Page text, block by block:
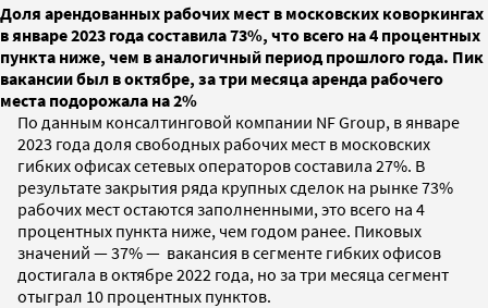
Доля арендованных рабочих мест в московских коворкингах
в январе 2023 года составила 73%, что всего на 4 процентных
пункта ниже, чем в аналогичный период прошлого года. Пик
вакансии был в октябре, за три месяца аренда рабочего
места подорожала на 2%
По данным консалтинговой компании NF Group, в январе
2023 года доля свободных рабочих мест в московских
гибких офисах сетевых операторов составила 27%. В
результате закрытия ряда крупных сделок на рынке 73%
рабочих мест остаются заполненными, это всего на 4
процентных пункта ниже, чем годом ранее. Пиковых
значений — 37% — вакансия в сегменте гибких офисов
достигала в октябре 2022 года, но за три месяца сегмент
отыграл 10 процентных пунктов.